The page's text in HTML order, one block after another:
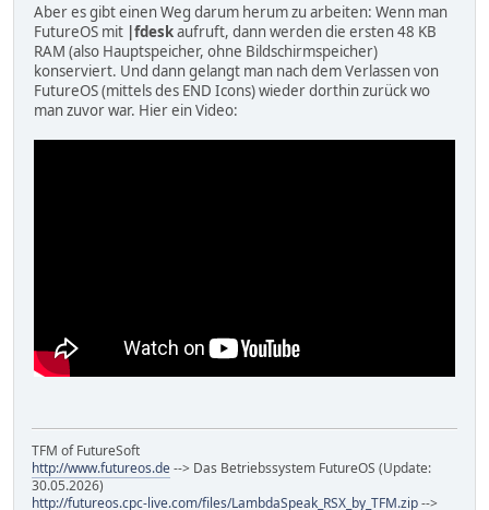
Aber es gibt einen Weg darum herum zu arbeiten: Wenn man
FutureOS mit |fdeskaufruft, dann werden die ersten 48 KB
RAM (also Hauptspeicher, ohne Bildschirmspeicher)
konserviert. Und dann gelangt man nach dem Verlassen von
FutureOS (mittels des END Icons) wieder dorthin zurück wo
man zuvor war. Hier ein Video:
TFM of FutureSoft
http://www.futureos.de--> Das Betriebssystem FutureOS (Update:
30.05.2026)
http://futureos.cpc-live.com/files/LambdaSpeak_RSX_by_TFM.zip-->